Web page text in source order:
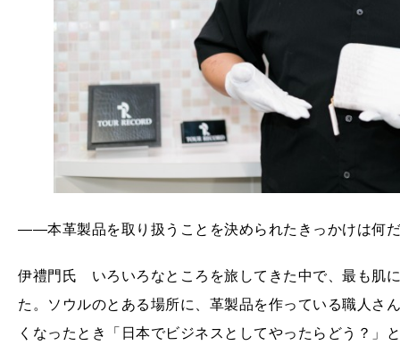
――本革製品を取り扱うことを決められたきっかけは何
伊禮門氏 いろいろなところを旅してきた中で、最も肌
た。ソウルのとある場所に、革製品を作っている職人さ
くなったとき「日本でビジネスとしてやったらどう？」